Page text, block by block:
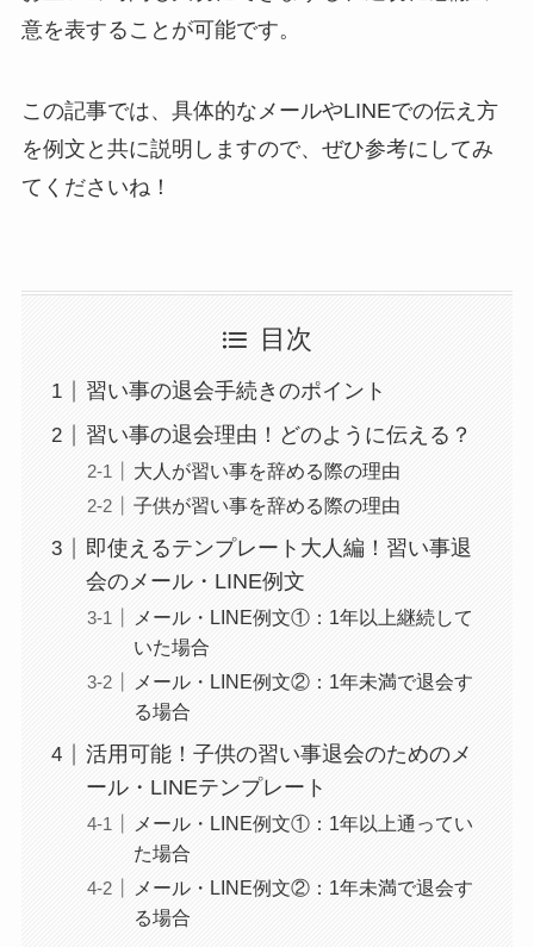
意を表することが可能です。
この記事では、具体的なメールやLINEでの伝え方
を例文と共に説明しますので、ぜひ参考にしてみ
てくださいね！
目次
習い事の退会手続きのポイント
習い事の退会理由！どのように伝える？
大人が習い事を辞める際の理由
子供が習い事を辞める際の理由
即使えるテンプレート大人編！習い事退
会のメール・LINE例文
メール・LINE例文①：1年以上継続して
いた場合
メール・LINE例文②：1年未満で退会す
る場合
活用可能！子供の習い事退会のためのメ
ール・LINEテンプレート
メール・LINE例文①：1年以上通ってい
た場合
メール・LINE例文②：1年未満で退会す
る場合